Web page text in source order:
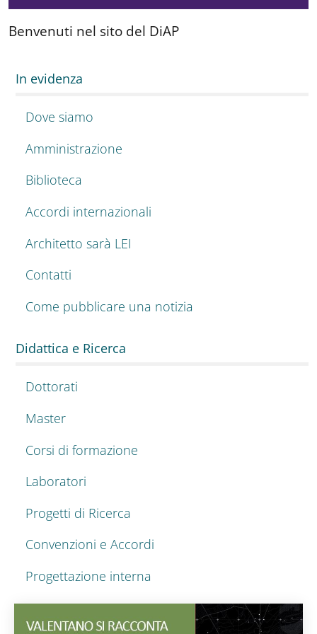
Benvenuti nel sito del DiAP
In evidenza
Dove siamo
Amministrazione
Biblioteca
Accordi internazionali
Architetto sarà LEI
Contatti
Come pubblicare una notizia
Didattica e Ricerca
Dottorati
Master
Corsi di formazione
Laboratori
Progetti di Ricerca
Convenzioni e Accordi
Progettazione interna